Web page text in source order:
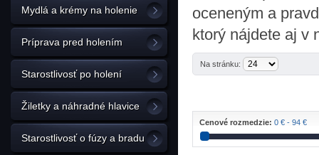
Mydlá a krémy na holenie
Príprava pred holením
Starostlivosť po holení
Žiletky a náhradné hlavice
Starostlivosť o fúzy a bradu
oceneným a
ktorý nájdete aj v
Na stránku:
Cenové rozmedzie: 0 € - 94 €